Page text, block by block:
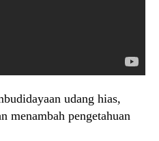
udang hias,
menambah pengetahuan